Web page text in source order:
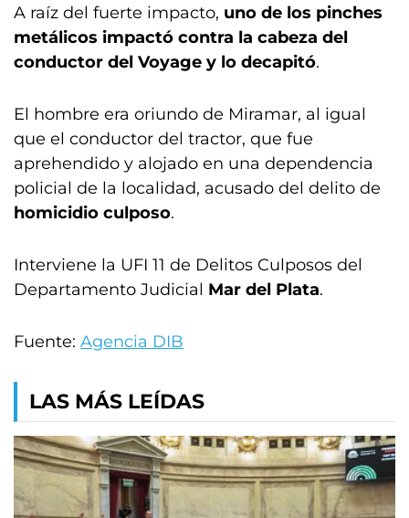
A raíz del fuerte impacto, uno de los pinches
metálicos impactó contra la cabeza del
conductor del Voyage y lo decapitó.
El hombre era oriundo de Miramar, al igual
que el conductor del tractor, que fue
aprehendido y alojado en una dependencia
policial de la localidad, acusado del delito de
homicidio culposo.
Interviene la UFI 11 de Delitos Culposos del
Departamento Judicial Mar del Plata.
Fuente: Agencia DIB
LAS MÁS LEÍDAS